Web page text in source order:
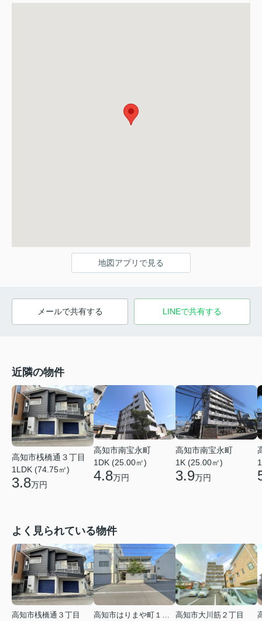
地図アプリで見る
メールで共有する LINEで共有する
近隣の物件
高知市桟橋通３丁目
1LDK (74.75㎡)
3.8万円
高知市南宝永町
1DK (25.00㎡)
4.8万円
高知市南宝永町
1K (25.00㎡)
3.9万円
よく見られている物件
高知市桟橋通３丁目
高知市はりまや町１丁目
高知市大川筋２丁目